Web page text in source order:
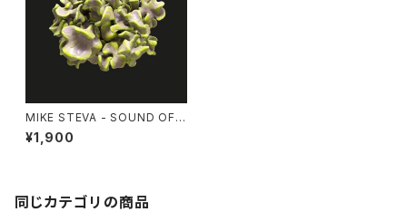
MIKE STEVA - SOUND OF
THE SUN EP
¥1,900
同じカテゴリの商品